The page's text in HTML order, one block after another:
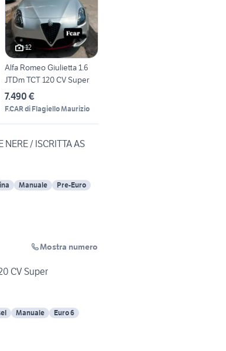
12
Alfa Romeo Giulietta 1.6
JTDm TCT 120 CV Super
7.490 €
F.CAR di Flagiello Maurizio
/ ISCRITTA AS
Manuale Pre-Euro
Mostra numero
CV Super
Manuale Euro 6